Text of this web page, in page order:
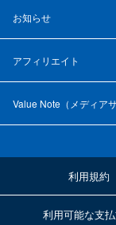
お知らせ
アフィリエイト
Value Note（ メディア
利用規約
利用可能な支